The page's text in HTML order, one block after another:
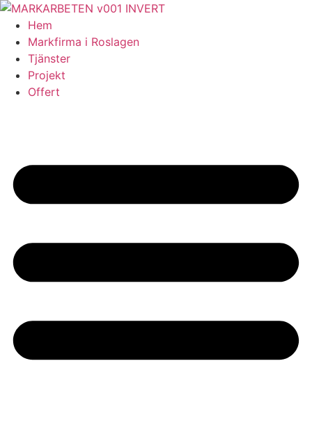
Skip
content
Hem
Markfirma i Roslagen
Tjänster
Projekt
Offert